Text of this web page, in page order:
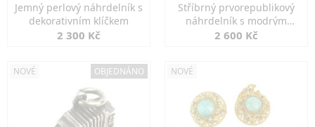
Jemný perlový náhrdelník s
dekorativním klíčkem
2 300 Kč
Stříbrný prvorepublikový
náhrdelník s modrým
spinelem
2 600 Kč
NOVÉ OBJEDNÁNO NOVÉ